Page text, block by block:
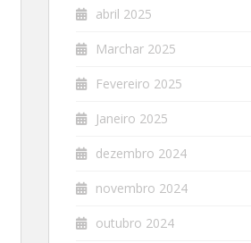
abril 2025
Marchar 2025
Fevereiro 2025
Janeiro 2025
dezembro 2024
novembro 2024
outubro 2024